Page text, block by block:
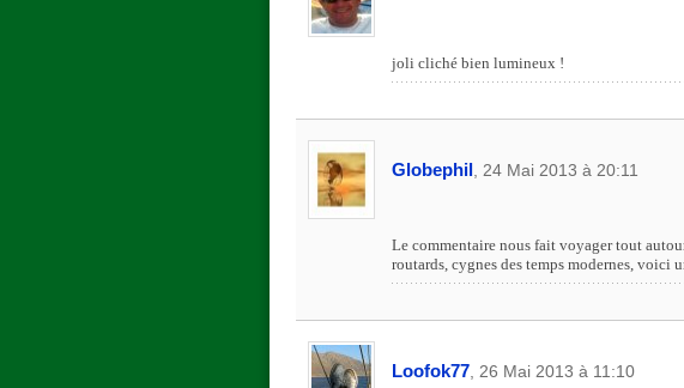
joli cliché bien lumineux !
Globephil, 24 Mai 2013 à 20:11
Le commentaire nous fait voyager tout
routards, cygnes des temps modernes,
Loofok77, 26 Mai 2013 à 11:10